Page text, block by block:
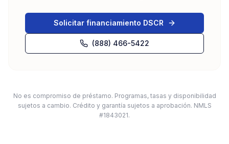
Solicitar financiamiento DSCR
(888) 466-5422
No es compromiso de préstamo. Programas, tasas y disponibilidad
sujetos a cambio. Crédito y garantía sujetos a aprobación. NMLS
#1843021.